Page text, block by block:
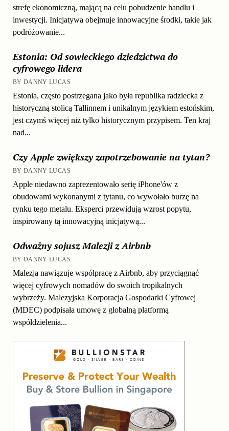
strefę ekonomiczną, mającą na celu pobudzenie handlu i
inwestycji. Inicjatywa obejmuje innowacyjne środki, takie jak
podróżowanie...
Estonia: Od sowieckiego dziedzictwa do
cyfrowego lidera
BY DANNY LUCAS
Estonia, często postrzegana jako była republika radziecka z
historyczną stolicą Tallinnem i unikalnym językiem estońskim,
jest czymś więcej niż tylko historycznym przypisem. Ten kraj
nad...
Czy Apple zwiększy zapotrzebowanie na tytan?
BY DANNY LUCAS
Apple niedawno zaprezentowało serię iPhone'ów z
obudowami wykonanymi z tytanu, co wywołało burzę na
rynku tego metalu. Eksperci przewidują wzrost popytu,
inspirowany tą innowacyjną inicjatywą...
Odważny sojusz Malezji z Airbnb
BY DANNY LUCAS
Malezja nawiązuje współpracę z Airbnb, aby przyciągnąć
więcej cyfrowych nomadów do swoich tropikalnych
wybrzeży. Malezyjska Korporacja Gospodarki Cyfrowej
(MDEC) podpisała umowę z globalną platformą
współdzielenia...